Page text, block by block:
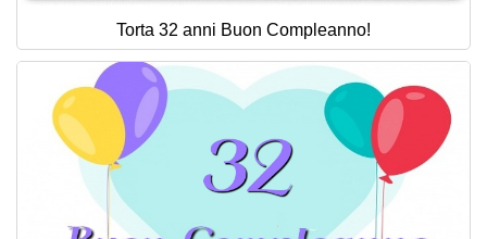
Torta 32 anni Buon Compleanno!